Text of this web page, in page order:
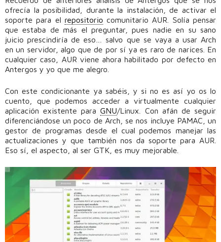
ofrecía la posibilidad, durante la instalación, de activar el
soporte para el repositorio comunitario AUR. Solía pensar
que estaba de más el preguntar, pues nadie en su sano
juicio prescindiría de eso… salvo que se vaya a usar Arch
en un servidor, algo que de por sí ya es raro de narices. En
cualquier caso, AUR viene ahora habilitado por defecto en
Antergos y yo que me alegro.
Con este condicionante ya sabéis, y si no es así yo os lo
cuento, que podemos acceder a virtualmente cualquier
aplicación existente paraGNU/Linux. Con afán de seguir
diferenciándose un poco de Arch, se nos incluye PAMAC, un
gestor de programas desde el cual podemos manejar las
actualizaciones y que también nos da soporte para AUR.
Eso sí, el aspecto, al ser GTK, es muy mejorable.